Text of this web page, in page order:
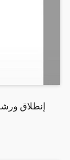
إنطلاق